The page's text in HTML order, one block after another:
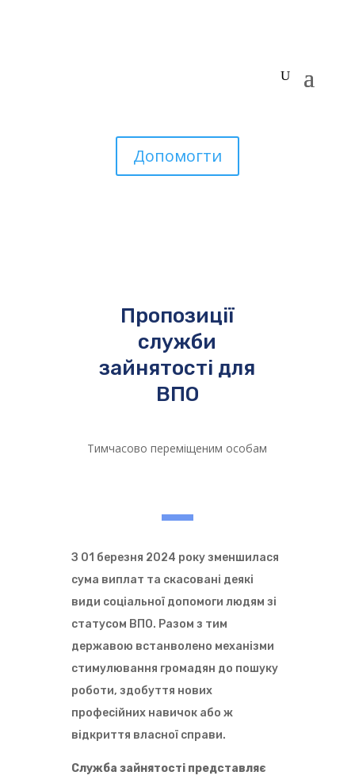
Допомогти
Пропозиції
служби
зайнятості для
ВПО
Тимчасово переміщеним особам
З 01 березня 2024 року зменшилася
сума виплат та скасовані деякі
види соціальної допомоги людям зі
статусом ВПО. Разом з тим
державою встанволено механізми
стимулювання громадян до пошуку
роботи, здобуття нових
професійних навичок або ж
відкриття власної справи.
Служба зайнятості представляє